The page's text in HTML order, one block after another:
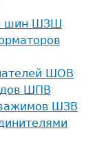
шин ШЗШ
ШОВ
ШПВ
ШЗВ